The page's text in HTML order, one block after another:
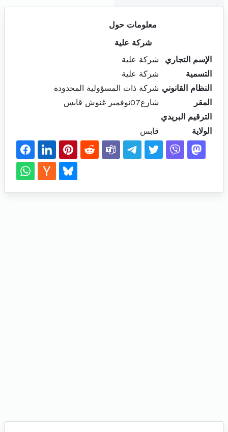
معلومات حول
شركة علية
الإسم التجاري
شركة علية
التسمية
شركة علية
النظام القانوني شركة ذات المسؤولية المحدودة
المقر
شارع07نوفمبر غنوش قابس
الترقيم البريدي
الولاية
قابس